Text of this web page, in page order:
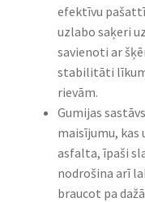
efektīvu
uzlabo saķeri
savienoti ar
stabilitāti
rievām.
Gumijas
maisījumu, kas
asfalta, īpaši
nodrošina arī
braucot pa